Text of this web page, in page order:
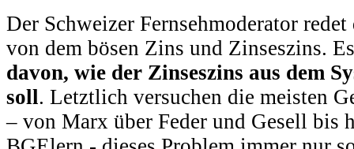
Der Schweizer Fernsehmoderator
von dem bösen Zins und Zinseszins.
davon, wie der Zinseszins aus dem
soll. Letztlich versuchen die meisten
– von Marx über Feder und Gesell bis